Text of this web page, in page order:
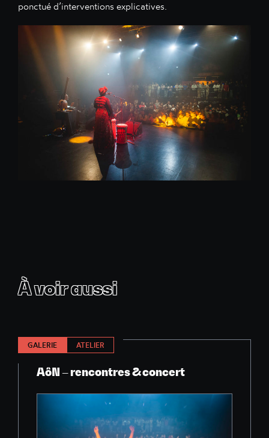
ponctué d’interventions explicatives.
À voir aussi
GALERIE ATELIER
AôN – rencontres & concert